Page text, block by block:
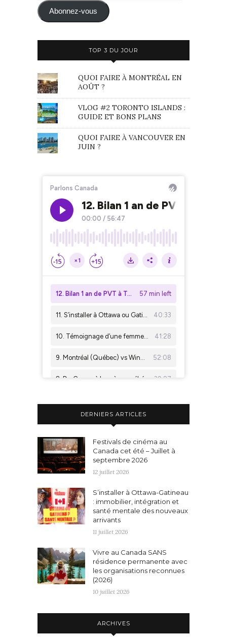
mail Abonnez-vous
TOP 3 DU JOUR
QUOI FAIRE À MONTRÉAL EN
AOÛT ?
VLOG #2 TORONTO ISLANDS :
GUIDE ET BONS PLANS
QUOI FAIRE À VANCOUVER EN
JUIN ?
DERNIERS ARTICLES
Festivals de cinéma au
Canada cet été – Juillet à
septembre 2026
12 juillet 2026
S’installer à Ottawa-Gatineau
: immobilier, intégration et
santé mentale des nouveaux
arrivants
11 juillet 2026
Vivre au Canada SANS
résidence permanente avec
les organisations reconnues
(2026)
10 juillet 2026
ARCHIVES